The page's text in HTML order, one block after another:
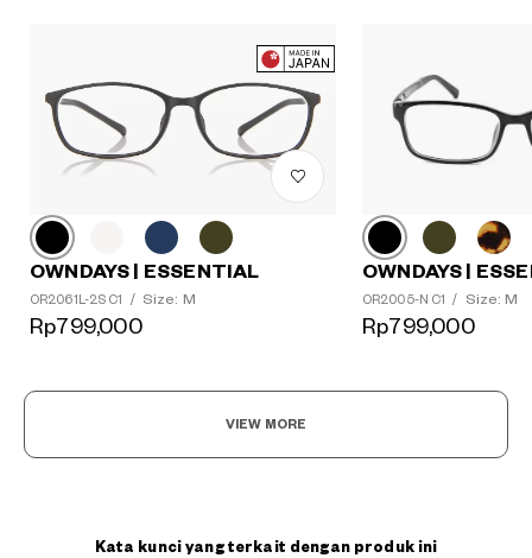
OWNDAYS | ESSENTIAL
OR2061L-2S C1 / Size: M
Rp799,000
OWNDAYS |
OR2005-N C1 / Size: M
Rp799,000
VIEW MORE
Kata kunci yang terkait dengan produk ini